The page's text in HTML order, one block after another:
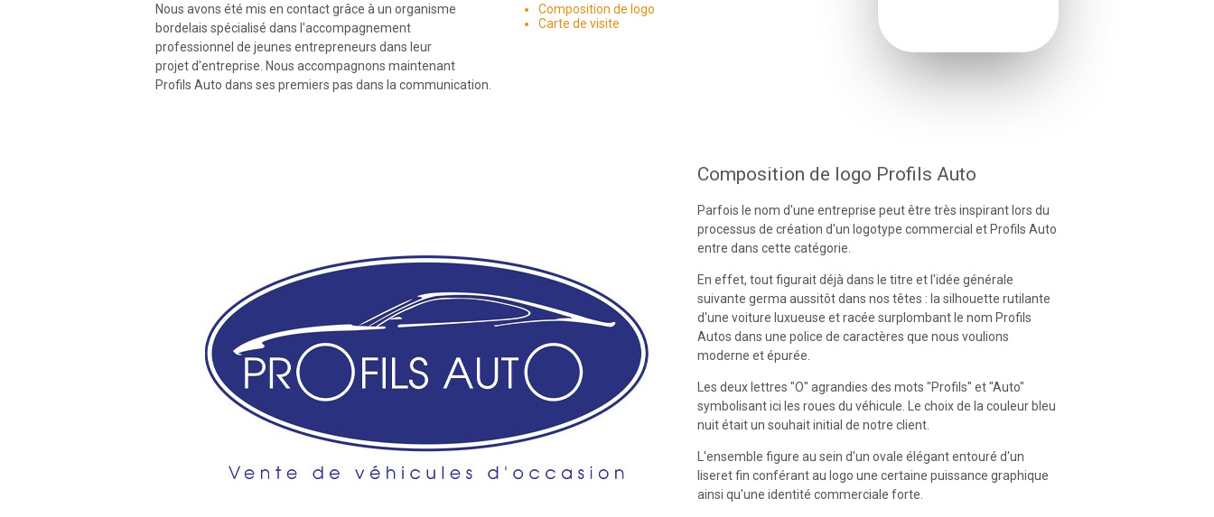
Nous avons été mis en contact grâce à un organisme
bordelais spécialisé dans l'accompagnement
professionnel de jeunes entrepreneurs dans leur
projet d'entreprise. Nous accompagnons maintenant
Profils Auto dans ses premiers pas dans la communication.
Composition de logo
Carte de visite
Composition de logo Profils Auto
Parfois le nom d'une entreprise peut être très inspirant lors du
processus de création d'un logotype commercial et Profils Auto
entre dans cette catégorie.
En effet, tout figurait déjà dans le titre et l'idée générale
suivante germa aussitôt dans nos têtes : la silhouette rutilante
d'une voiture luxueuse et racée surplombant le nom Profils
Autos dans une police de caractères que nous voulions
moderne et épurée.
Les deux lettres "O" agrandies des mots "Profils" et "Auto"
symbolisant ici les roues du véhicule. Le choix de la couleur bleu
nuit était un souhait initial de notre client.
L'ensemble figure au sein d'un ovale élégant entouré d'un
liseret fin conférant au logo une certaine puissance graphique
ainsi qu'une identité commerciale forte.